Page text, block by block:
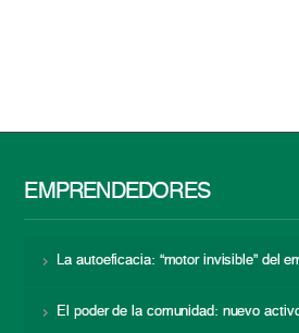
EMPRENDEDORES
La autoeficacia: “motor invisible” del
El poder de la comunidad: nuevo